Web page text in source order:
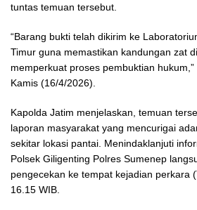
tuntas temuan tersebut.
“Barang bukti telah dikirim ke
Timur guna memastikan kandungan zat
memperkuat proses pembuktian hukum,”
Kamis (16/4/2026).
Kapolda Jatim menjelaskan, temuan
laporan masyarakat yang mencurigai
sekitar lokasi pantai. Menindaklanjuti
Polsek Giligenting Polres Sumenep
pengecekan ke tempat kejadian perkara
16.15 WIB.